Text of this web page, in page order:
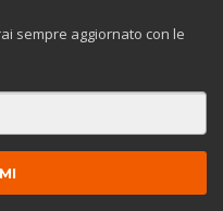
sempre aggiornato con le